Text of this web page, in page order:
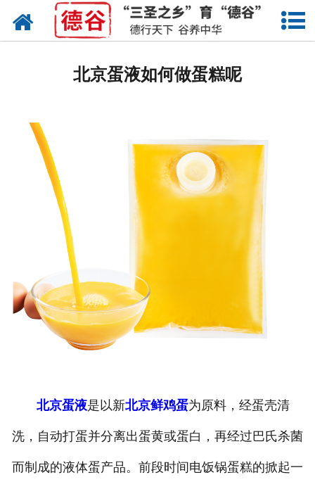
网站首页
产品中心
新闻中心
联系我们
北京蛋液如何做蛋糕呢
北京蛋液是以新北京鲜鸡蛋为原料，经蛋壳清
洗，自动打蛋并分离出蛋黄或蛋白，再经过巴氏杀菌
而制成的液体蛋产品。前段时间电饭锅蛋糕的掀起一